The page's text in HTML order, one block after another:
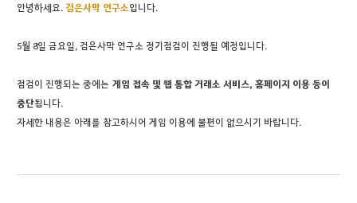
안녕하세요.검은사막 연구소입니다.
5월 8일 금요일, 검은사막 연구소 정기점검이 진행될 예정입니다.
점검이 진행되는 중에는 게임 접속 및 웹 통합 거래소 서비스, 홈페이지 이용 등이
중단됩니다.
자세한 내용은 아래를 참고하시어 게임 이용에 불편이 없으시기 바랍니다.